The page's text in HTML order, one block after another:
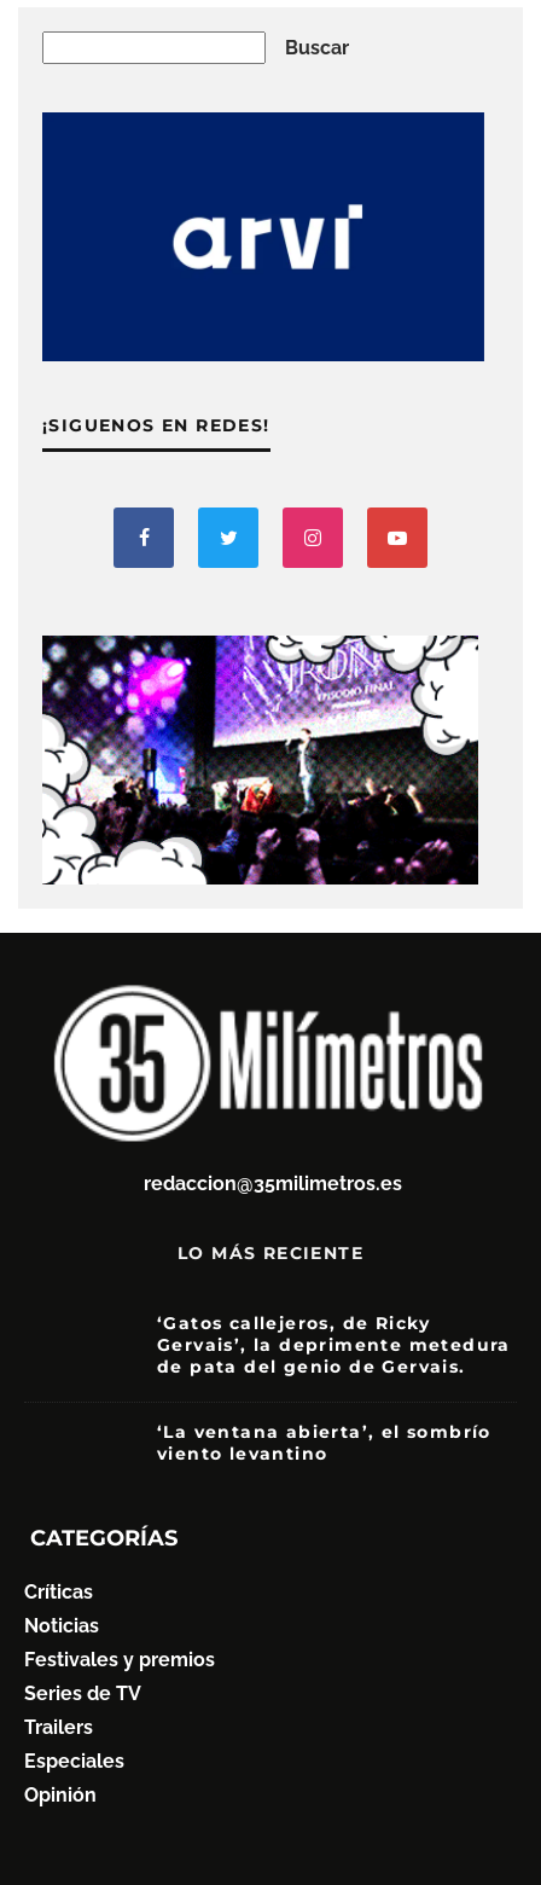
Buscar
¡SIGUENOS EN REDES!
redaccion@35milimetros.es
LO MÁS RECIENTE
‘Gatos callejeros, de Ricky
Gervais’, la deprimente metedura
de pata del genio de Gervais.
‘La ventana abierta’, el sombrío
viento levantino
CATEGORÍAS
Críticas
Noticias
Festivales y premios
Series de TV
Trailers
Especiales
Opinión